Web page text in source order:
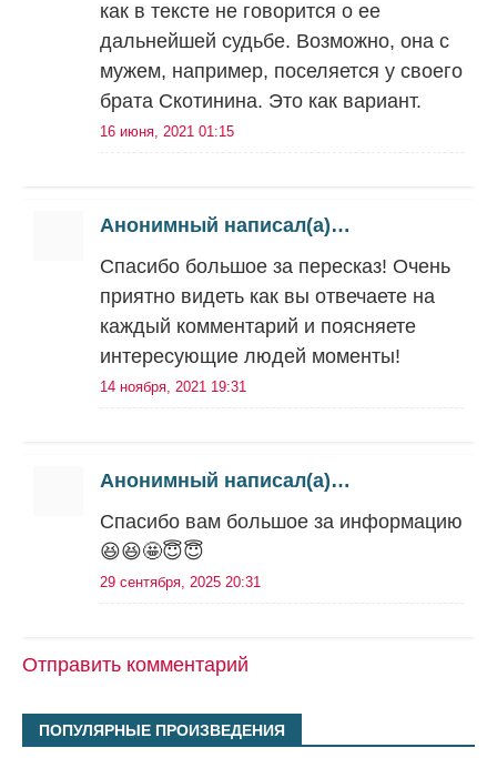
как в тексте не говорится о ее
дальнейшей судьбе. Возможно, она с
мужем, например, поселяется у своего
брата Скотинина. Это как вариант.
16 июня, 2021 01:15
Анонимный написал(а)…
Спасибо большое за пересказ! Очень
приятно видеть как вы отвечаете на
каждый комментарий и поясняете
интересующие людей моменты!
14 ноября, 2021 19:31
Анонимный написал(а)…
Спасибо вам большое за информацию
😆😆🤩😇😇
29 сентября, 2025 20:31
Отправить комментарий
ПОПУЛЯРНЫЕ ПРОИЗВЕДЕНИЯ